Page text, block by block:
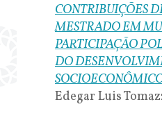
CONTRIBUIÇÕES
MESTRADO EM
PARTICIPAÇÃO
DO
Edegar Luis